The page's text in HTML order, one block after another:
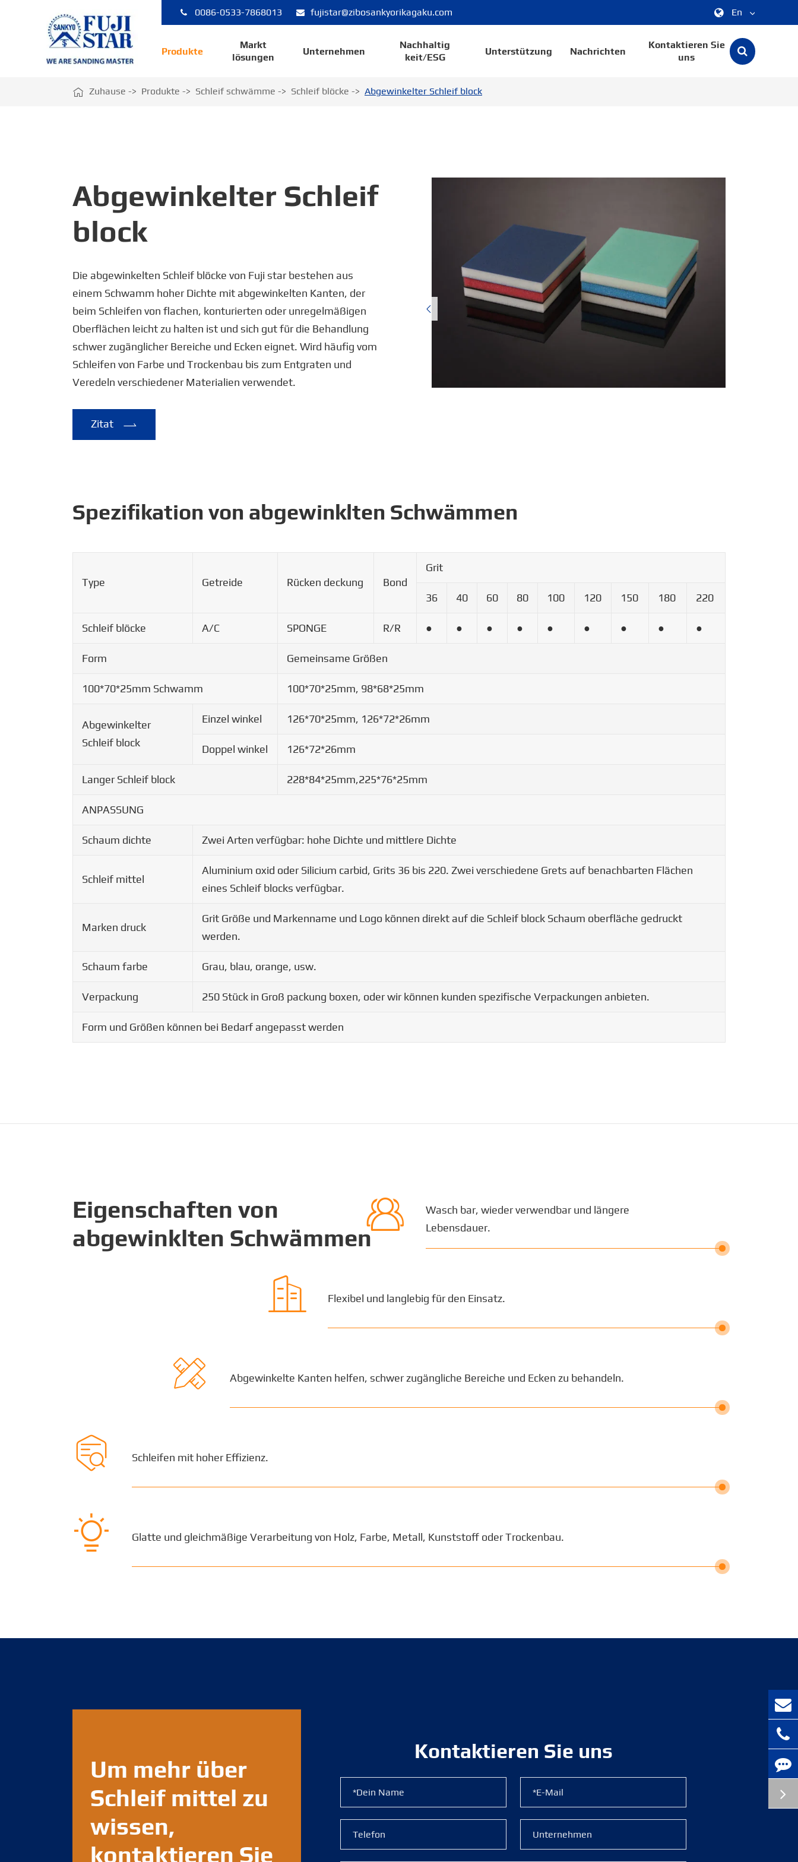
0086-0533-7868013 fujistar@zibosankyorikagaku.com En
Español
русский
português
العربية
tiếng việt
Produkte
Markt
lösungen
Unternehmen
Nachhaltig
keit/ESG
Unterstützung Nachrichten
Kontaktieren Sie
uns
 Zuhause Produkte Schleif schwämme Schleif blöcke Abgewinkelter Schleif block
Abgewinkelter Schleif
block
Die abgewinkelten Schleif blöcke von Fuji star bestehen aus
einem Schwamm hoher Dichte mit abgewinkelten Kanten, der
beim Schleifen von flachen, konturierten oder unregelmäßigen
Oberflächen leicht zu halten ist und sich gut für die Behandlung
schwer zugänglicher Bereiche und Ecken eignet. Wird häufig vom
Schleifen von Farbe und Trockenbau bis zum Entgraten und
Veredeln verschiedener Materialien verwendet.
Zitat 

Spezifikation von abgewinklten Schwämmen
Type Getreide Rücken deckung Bond
Grit
36 40 60 80 100 120 150 180 220
Schleif blöcke A/C SPONGE R/R ● ● ● ● ● ● ● ● ●
Form Gemeinsame Größen
100*70*25mm Schwamm 100*70*25mm, 98*68*25mm
Abgewinkelter
Schleif block
Einzel winkel 126*70*25mm, 126*72*26mm
Doppel winkel 126*72*26mm
Langer Schleif block 228*84*25mm,225*76*25mm
ANPASSUNG
Schaum dichte Zwei Arten verfügbar: hohe Dichte und mittlere Dichte
Schleif mittel
Aluminium oxid oder Silicium carbid, Grits 36 bis 220. Zwei verschiedene Grets auf benachbarten Flächen
eines Schleif blocks verfügbar.
Marken druck
Grit Größe und Markenname und Logo können direkt auf die Schleif block Schaum oberfläche gedruckt
werden.
Schaum farbe Grau, blau, orange, usw.
Verpackung 250 Stück in Groß packung boxen, oder wir können kunden spezifische Verpackungen anbieten.
Form und Größen können bei Bedarf angepasst werden
Eigenschaften von
abgewinklten Schwämmen

Wasch bar, wieder verwendbar und längere
Lebensdauer.
 Flexibel und langlebig für den Einsatz.
 Abgewinkelte Kanten helfen, schwer zugängliche Bereiche und Ecken zu behandeln.
 Schleifen mit hoher Effizienz.
 Glatte und gleichmäßige Verarbeitung von Holz, Farbe, Metall, Kunststoff oder Trockenbau.
Um mehr über
Schleif mittel zu
wissen,
kontaktieren Sie
Kontaktieren Sie uns